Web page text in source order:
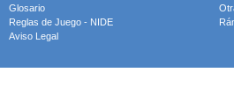
Glosario
Reglas de Juego - NIDE
Aviso Legal